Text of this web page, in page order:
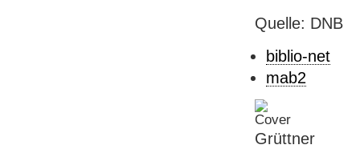
Quelle: DNB
biblio-net
mab2
Grüttner